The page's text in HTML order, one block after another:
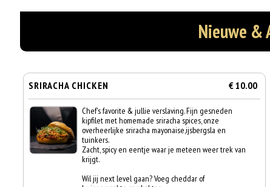
Nieuwe &
SRIRACHA CHICKEN € 10.00
Chef's favorite & jullie verslaving. Fijn gesneden
kipfilet met homemade sriracha spices, onze
overheerlijke sriracha mayonaise,ijsbergsla en
tuinkers.
Zacht, spicy en eentje waar je meteen weer trek van
krijgt.
Wil jij next level gaan? Voeg cheddar of